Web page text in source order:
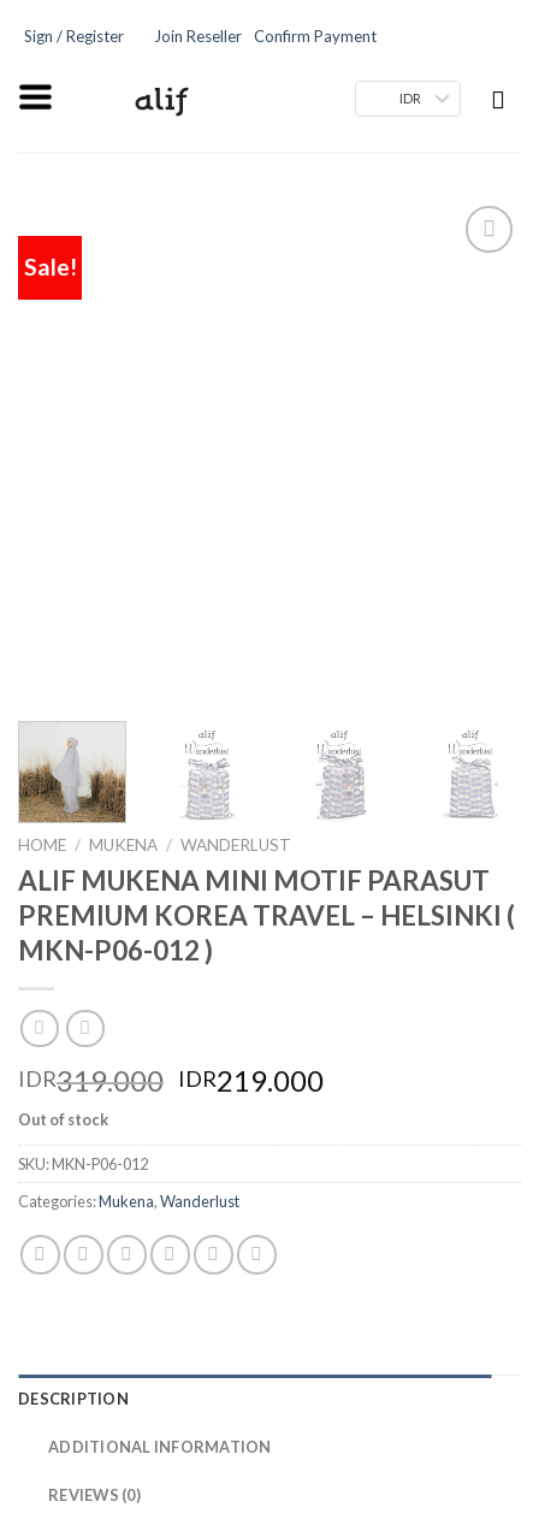
Sign / Register Join Reseller Confirm Payment
IDR
Sale!
HOME / MUKENA / WANDERLUST
ALIF MUKENA MINI MOTIF PARASUT
PREMIUM KOREA TRAVEL – HELSINKI (
MKN-P06-012 )
IDR319.000 IDR219.000
Out of stock
SKU:MKN-P06-012
Categories:Mukena,Wanderlust
DESCRIPTION
ADDITIONAL INFORMATION
REVIEWS (0)